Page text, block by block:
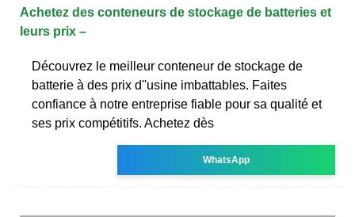
Achetez des conteneurs de stockage de batteries et
leurs prix –
Découvrez le meilleur conteneur de stockage de
batterie à des prix d''usine imbattables. Faites
confiance à notre entreprise fiable pour sa qualité et
ses prix compétitifs. Achetez dès
WhatsApp